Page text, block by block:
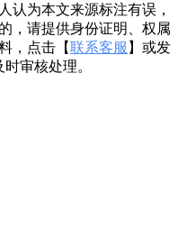
认为本文来源标注有误，
，请提供身份证明、权属
，点击【联系客服 】或发
审核处理。